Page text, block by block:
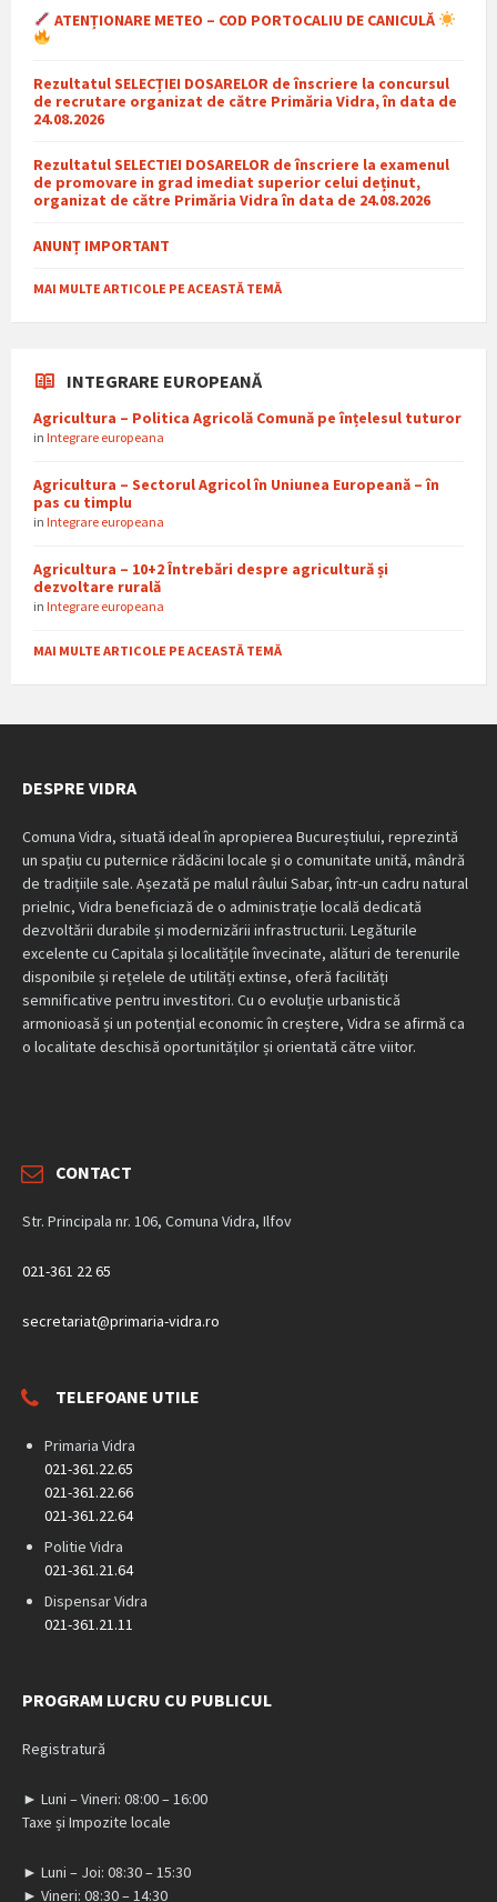
ATENȚIONARE METEO – COD PORTOCALIU DE CANICULĂ
Rezultatul SELECȚIEI DOSARELOR de înscriere la concursul
de recrutare organizat de către Primăria Vidra, în data de
24.08.2026
Rezultatul SELECTIEI DOSARELOR de înscriere la examenul
de promovare in grad imediat superior celui deținut,
organizat de către Primăria Vidra în data de 24.08.2026
ANUNȚ IMPORTANT
MAI MULTE ARTICOLE PE ACEASTĂ TEMĂ
INTEGRARE EUROPEANĂ
Agricultura – Politica Agricolă Comună pe înțelesul tuturor
in Integrare europeana
Agricultura – Sectorul Agricol în Uniunea Europeană – în
pas cu timplu
in Integrare europeana
Agricultura – 10+2 Întrebări despre agricultură și
dezvoltare rurală
in Integrare europeana
MAI MULTE ARTICOLE PE ACEASTĂ TEMĂ
DESPRE VIDRA
Comuna Vidra, situată ideal în apropierea Bucureștiului, reprezintă
un spațiu cu puternice rădăcini locale și o comunitate unită, mândră
de tradițiile sale. Așezată pe malul râului Sabar, într-un cadru natural
prielnic, Vidra beneficiază de o administrație locală dedicată
dezvoltării durabile și modernizării infrastructurii. Legăturile
excelente cu Capitala și localitățile învecinate, alături de terenurile
disponibile și rețelele de utilități extinse, oferă facilități
semnificative pentru investitori. Cu o evoluție urbanistică
armonioasă și un potențial economic în creștere, Vidra se afirmă ca
o localitate deschisă oportunităților și orientată către viitor.
CONTACT
Str. Principala nr. 106, Comuna Vidra, Ilfov
021-361 22 65
secretariat@primaria-vidra.ro
TELEFOANE UTILE
Primaria Vidra
021-361.22.65
021-361.22.66
021-361.22.64
Politie Vidra
021-361.21.64
Dispensar Vidra
021-361.21.11
PROGRAM LUCRU CU PUBLICUL
Registratură
► Luni – Vineri: 08:00 – 16:00
Taxe și Impozite locale
► Luni – Joi: 08:30 – 15:30
► Vineri: 08:30 – 14:30